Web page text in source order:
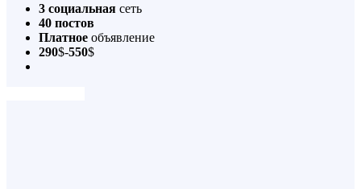
3 социальная сеть
40 постов
Платное объявление
290$-550$